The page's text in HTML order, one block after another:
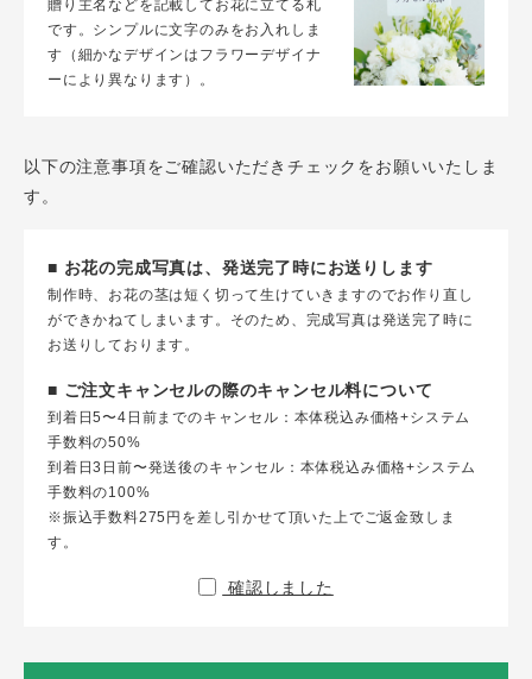
贈り主名などを記載してお花に立てる札
です。シンプルに文字のみをお入れしま
す（細かなデザインはフラワーデザイナ
ーにより異なります）。
以下の注意事項をご確認いただきチェックをお願いいたしま
す。
■ お花の完成写真は、発送完了時にお送りします
制作時、お花の茎は短く切って生けていきますのでお作り直し
ができかねてしまいます。そのため、完成写真は発送完了時に
お送りしております。
■ ご注文キャンセルの際のキャンセル料について
到着日5〜4日前までのキャンセル：本体税込み価格+システム
手数料の50%
到着日3日前〜発送後のキャンセル：本体税込み価格+システム
手数料の100%
※振込手数料275円を差し引かせて頂いた上でご返金致しま
す。
確認しました